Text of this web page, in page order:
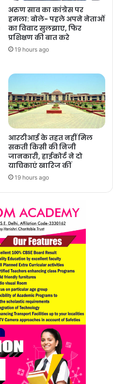
अरुण साव का कांग्रेस पर
हमला: बोले- पहले अपने नेताओं
का विवाद सुलझाए, फिर
प्रशिक्षण की बात करे
19 hours ago
आरटीआई के तहत नहीं मिल
सकती किसी की निजी
जानकारी, हाईकोर्ट ने दो
याचिकाएं खारिज कीं
19 hours ago